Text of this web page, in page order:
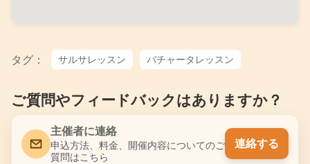
タグ： サルサレッスン バチャータレッスン
ご質問やフィードバックはありますか？
主催者に連絡
申込方法、料金、開催内容についてのご
質問はこちら
連絡する